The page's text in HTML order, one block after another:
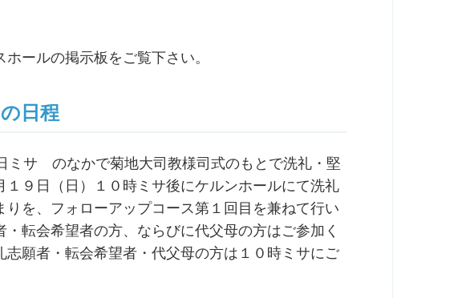
ールの掲示板をご覧下さい。
日程
ミサ のなかで菊地大司教様司式のもとで洗礼・堅
９日（日）１０時ミサ後にケルンホールにて洗礼
を、フォローアップコース第１回目を兼ねて行い
転会希望者の方、ならびに代父母の方はご参加く
願者・転会希望者・代父母の方は１０時ミサにご